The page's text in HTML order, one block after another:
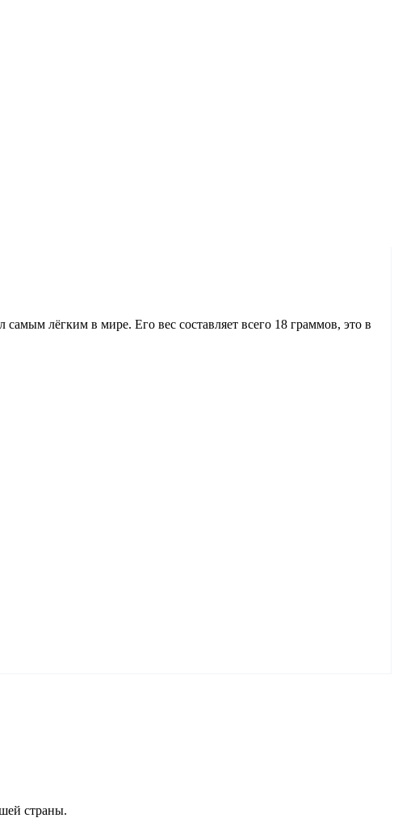
лёгким в мире. Его вес составляет всего 18 граммов, это в
страны.